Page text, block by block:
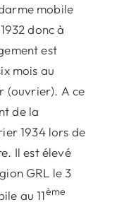
mobile
donc à
est
mois au
(ouvrier). A ce
de la
1934 lors de
Il est élevé
GRL le 3
au 11ème